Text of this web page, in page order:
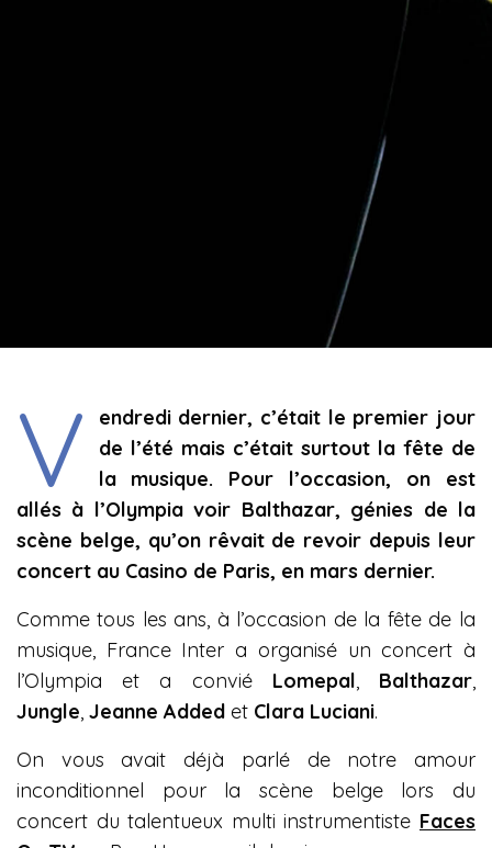
V
endredi dernier, c’était le premier jour
de l’été mais c’était surtout la fête de
la musique. Pour l’occasion, on est
allés à l’Olympia voir Balthazar, génies de la
scène belge, qu’on rêvait de revoir depuis leur
concert au Casino de Paris, en mars dernier.
Comme tous les ans, à l’occasion de la fête de la
musique, France Inter a organisé un concert à
l’Olympia et a convié Lomepal Balthazar
Jungle ,Jeanne Added et Clara Luciani.
On vous avait déjà parlé de notre amour
inconditionnel pour la scène belge lors du
concert du talentueux multi instrumentiste Faces